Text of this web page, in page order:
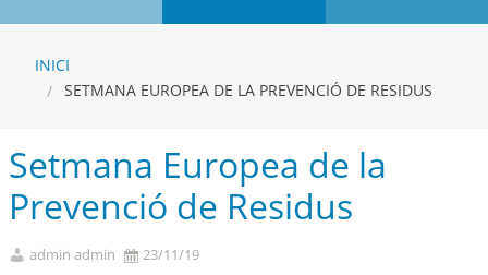
INICI
SETMANA EUROPEA DE LA PREVENCIÓ DE RESIDUS
Setmana Europea de la
Prevenció de Residus
admin admin 23/11/19